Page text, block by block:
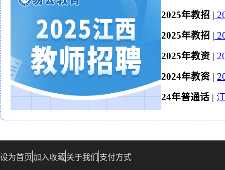
2025年教招 |
2025年教招 |
2025年教资 |
2024年教资 |
24年普通话 |
设为首页 加入收藏关于我们 支付方式